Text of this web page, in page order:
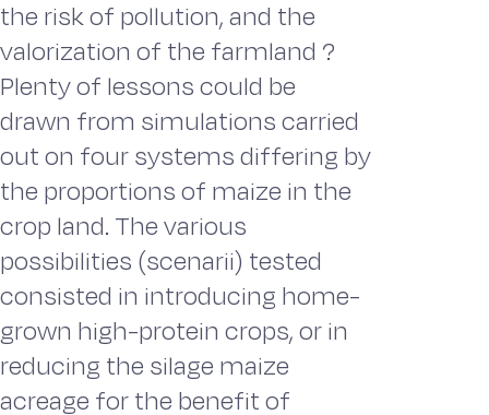
the risk of pollution, and the
valorization of the farmland ?
Plenty of lessons could be
drawn from simulations carried
out on four systems differing by
the proportions of maize in the
crop land. The various
possibilities (scenarii) tested
consisted in introducing home-
grown high-protein crops, or in
reducing the silage maize
acreage for the benefit of